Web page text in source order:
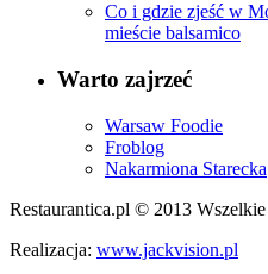
Co i gdzie zjeść w
mieście balsamico
Warto zajrzeć
Warsaw Foodie
Froblog
Nakarmiona Starecka
Restaurantica.pl © 2013 Wszelkie
Realizacja: www.jackvision.pl